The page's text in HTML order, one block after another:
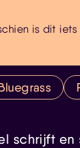
is dit
schrijft